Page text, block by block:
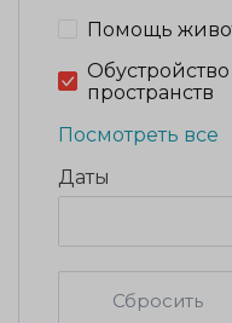
Помощь
пространств
Посмотреть все
Даты
Сбросить